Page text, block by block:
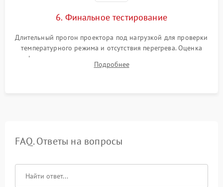
6. Финальное тестирование
Длительный прогон проектора под нагрузкой для проверки
температурного режима и отсутствия перегрева. Оценка
фокуса, контрастности и цветопередачи на тестовых
таблицах. Проверка работы всех видеовходов и кнопок
Подробнее
FAQ. Ответы на вопросы